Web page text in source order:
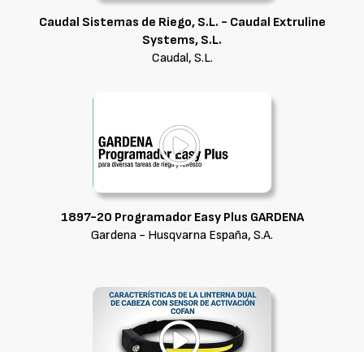
Caudal Sistemas de Riego, S.L. - Caudal Extruline
Systems, S.L.
Caudal, S.L.
1897-20 Programador Easy Plus GARDENA
Gardena - Husqvarna España, S.A.